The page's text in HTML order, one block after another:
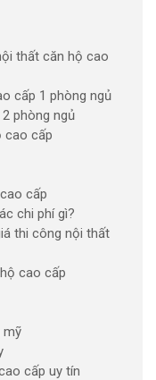
thất căn hộ cao
cấp 1 phòng ngủ
phòng ngủ
cao cấp
cấp
chi phí gì?
thi công nội thất
cao cấp
mỹ
cấp uy tín